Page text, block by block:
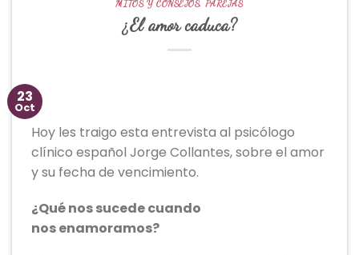
MITOS Y CONSEJOS, PAREJAS
¿El amor caduca?
23
Oct
Hoy les traigo esta entrevista al psicólogo
clínico español Jorge Collantes, sobre el amor
y su fecha de vencimiento.
¿Qué nos sucede cuando
nos enamoramos?